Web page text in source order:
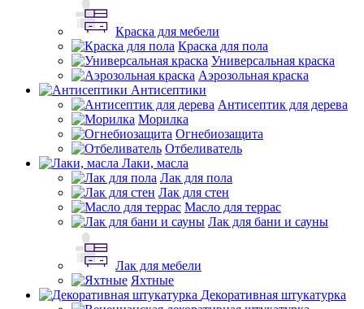
Краска для мебели
Краска для пола
Универсальная краска
Аэрозольная краска
Антисептики
Антисептик для дерева
Морилка
Огнебиозащита
Отбеливатель
Лаки, масла
Лак для пола
Лак для стен
Масло для террас
Лак для бани и сауны
Лак для мебели
Яхтные
Декоративная штукатурка